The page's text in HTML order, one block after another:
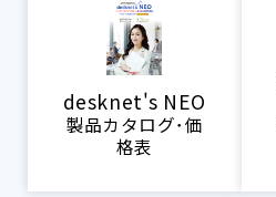
desknet's NEO
製品カタログ･価
格表